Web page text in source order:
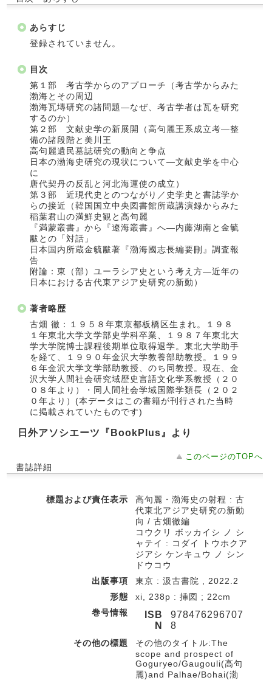
あらすじ
登録されていません。
目次
第１部 考古学からのアプローチ（考古学からみた
渤海とその周辺
渤海瓦塼研究の諸問題―なぜ、考古学者は瓦を研究
するのか）
第２部 文献史学の新展開（高句麗王系成立考―整
備の諸段階と美川王
高句麗遺民墓誌研究の動向と争点
日本の渤海史研究の現状について―文献史学を中心
に
唐代契丹の反乱と河北海運使の成立）
第３部 近現代史とのつながり／史学史と書誌学か
らの接近（韓国国立中央図書館所蔵講演録からみた
稲葉君山の満鮮史観と高句麗
『満蒙叢書』から『遼海叢書』へ―内藤湖南と金毓
黻との「対話」
日本国内所蔵金毓黻著『渤海國志長編要刪』調査報
告
附論：東（部）ユーラシア史という考え方―近年の
日本における古代東アジア史研究の新動）
著者略歴
古畑 徹：１９５８年東京都板橋区生まれ。１９８
１年東北大学文学部史学科卒業、１９８７年東北大
学大学院博士課程後期単位取得退学。東北大学助手
を経て、１９９０年金沢大学教養部助教授。１９９
６年金沢大学文学部助教授、のち同教授。現在、金
沢大学人間社会研究域歴史言語文化学系教授（２０
０８年より）・同人間社会学域国際学類長（２０２
０年より）(本データはこの書籍が刊行された当時
に掲載されていたものです)
日外アソシエーツ『BookPlus』より
このページのTOPへ
書誌詳細
標題および責任表示
高句麗・渤海史の射程 : 古
代東北アジア史研究の新動
向 / 古畑徹編
コウクリ ボッカイシ ノ シ
ャテイ : コダイ トウホクア
ジアシ ケンキュウ ノ シン
ドウコウ
出版事項
東京 : 汲古書院 , 2022.2
形態
xi, 238p : 挿図 ; 22cm
巻号情報
ISB
N
978476296707
8
その他の標題
その他のタイトル:The
scope and prospect of
Goguryeo/Gaugouli(高句
麗)and Palhae/Bohai(渤